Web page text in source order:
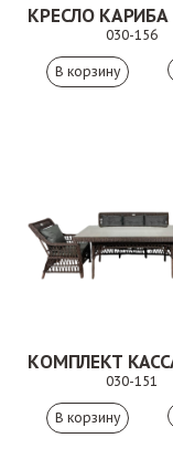
030-156
030-151